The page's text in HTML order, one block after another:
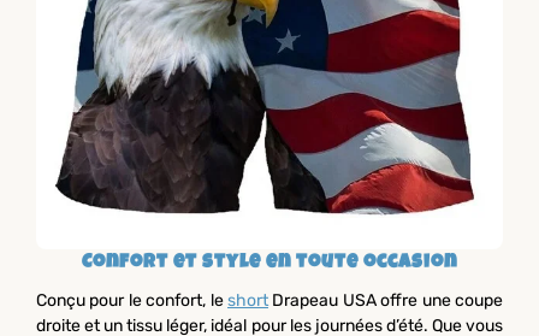
Confort et style en toute occasion
Conçu pour le confort, leshortDrapeau USA offre une coupe
droite et un tissu léger, idéal pour les journées d’été. Que vous